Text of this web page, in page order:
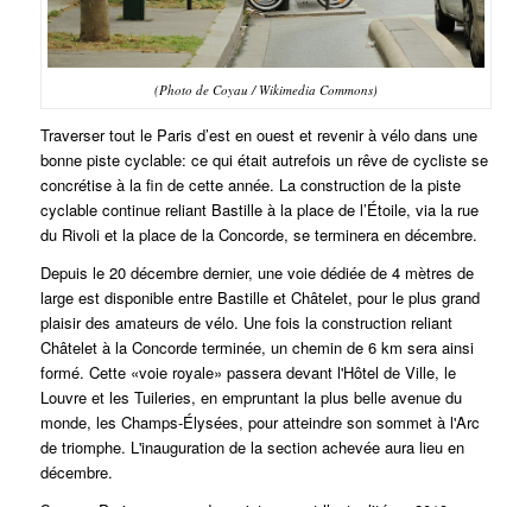
(Photo de Coyau / Wikimedia Commons)
Traverser tout le Paris d’est en ouest et revenir à vélo dans une
bonne piste cyclable: ce qui était autrefois un rêve de cycliste se
concrétise à la fin de cette année. La construction de la piste
cyclable continue reliant Bastille à la place de l’Étoile, via la rue
du Rivoli et la place de la Concorde, se terminera en décembre.
Depuis le 20 décembre dernier, une voie dédiée de 4 mètres de
large est disponible entre Bastille et Châtelet, pour le plus grand
plaisir des amateurs de vélo. Une fois la construction reliant
Châtelet à la Concorde terminée, un chemin de 6 km sera ainsi
formé. Cette «voie royale» passera devant l'Hôtel de Ville, le
Louvre et les Tuileries, en empruntant la plus belle avenue du
monde, les Champs-Élysées, pour atteindre son sommet à l'Arc
de triomphe. L'inauguration de la section achevée aura lieu en
décembre.